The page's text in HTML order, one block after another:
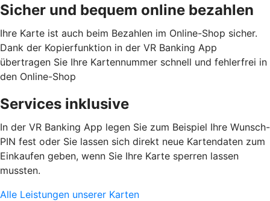
Sicher und bequem online bezahlen
Ihre Karte ist auch beim Bezahlen im Online-Shop sicher.
Dank der Kopierfunktion in der VR Banking App
übertragen Sie Ihre Kartennummer schnell und fehlerfrei in
den Online-Shop
Services inklusive
In der VR Banking App legen Sie zum Beispiel Ihre Wunsch-
PIN fest oder Sie lassen sich direkt neue Kartendaten zum
Einkaufen geben, wenn Sie Ihre Karte sperren lassen
mussten.
Alle Leistungen unserer Karten